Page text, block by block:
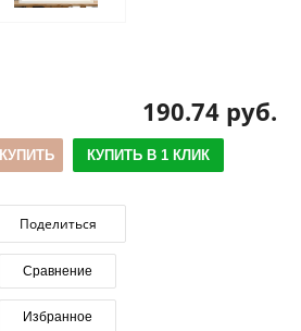
190.74 руб.
КУПИТЬ КУПИТЬ В 1 КЛИК
Поделиться
Сравнение
Избранное